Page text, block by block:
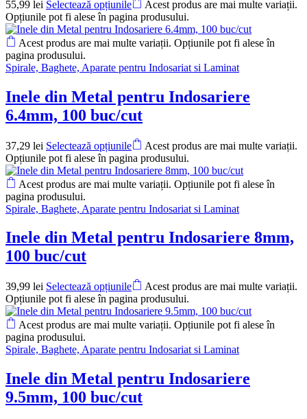
55,99 lei Selectează opțiunile
Acest produs are mai multe variații.
Opțiunile pot fi alese în pagina produsului.
Acest produs are mai multe variații. Opțiunile pot fi alese în
pagina produsului.
Spirale, Baghete, Aparate pentru Indosariat si Laminat
Inele din Metal pentru Indosariere
6.4mm, 100 buc/cut
37,29 lei Selectează opțiunile
Acest produs are mai multe variații.
Opțiunile pot fi alese în pagina produsului.
Acest produs are mai multe variații. Opțiunile pot fi alese în
pagina produsului.
Spirale, Baghete, Aparate pentru Indosariat si Laminat
Inele din Metal pentru Indosariere 8mm,
100 buc/cut
39,99 lei Selectează opțiunile
Acest produs are mai multe variații.
Opțiunile pot fi alese în pagina produsului.
Acest produs are mai multe variații. Opțiunile pot fi alese în
pagina produsului.
Spirale, Baghete, Aparate pentru Indosariat si Laminat
Inele din Metal pentru Indosariere
9.5mm, 100 buc/cut